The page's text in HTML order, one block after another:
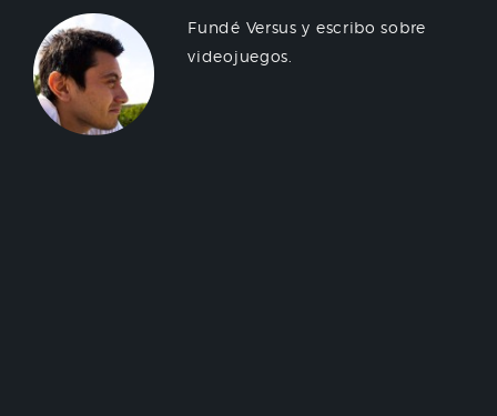
Fundé Versus y escribo sobre
videojuegos.